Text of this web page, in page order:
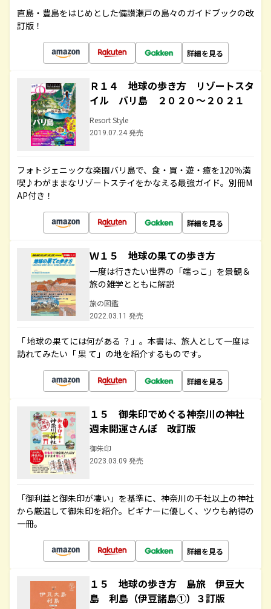
直島・豊島をはじめとした備讃瀬戸の島々のガイドブックの改
訂版！
詳細を見る
Ｒ１４ 地球の歩き方 リゾートスタ
イル バリ島 ２０２０～２０２１
Resort Style
2019.07.24 発売
フォトジェニックな楽園バリ島で、食・買・遊・癒を120％満
喫♪わがままなリゾートステイをかなえる最強ガイド。別冊M
AP付き！
詳細を見る
Ｗ１５ 地球の果ての歩き方
一度は行きたい世界の「端っこ」を景観＆
旅の雑学とともに解説
旅の図鑑
2022.03.11 発売
「 地球の果てには何がある ？」。本書は、旅人として一度は
訪れてみたい「 果 て」の地を紹介するものです。
詳細を見る
１５ 御朱印でめぐる神奈川の神社
週末開運さんぽ 改訂版
御朱印
2023.03.09 発売
「御利益と御朱印が凄い」を基準に、神奈川の千社以上の神社
から厳選して御朱印を紹介。ビギナーに優しく、ツウも納得の
一冊。
詳細を見る
１５ 地球の歩き方 島旅 伊豆大
島 利島（伊豆諸島①）３訂版